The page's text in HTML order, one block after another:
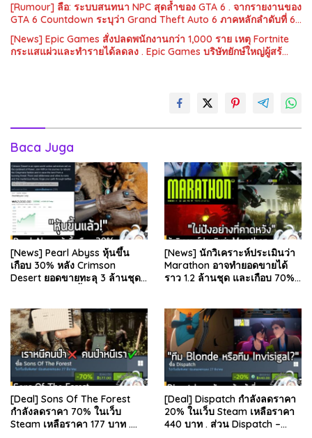
[Rumour] ลือ: ระบบสนทนา NPC สุดล้ำของ GTA 6 . จากรายงานของ
GTA 6 Countdown ระบุว่า Grand Theft Auto 6 ภาคหลักลำดับที่ 6…
[News] Epic Games สั่งปลดพนักงานกว่า 1,000 ราย เหตุ Fortnite
กระแสแผ่วและทำรายได้ลดลง . Epic Games บริษัทยักษ์ใหญ่ผู้สร้…
Baca Juga
[News] Pearl Abyss หุ้นขึ้น
เกือบ 30% หลัง Crimson
Desert ยอดขายทะลุ 3 ล้านชุด
[News] นักวิเคราะห์ประเมินว่า
Marathon อาจทำยอดขายได้
ราว 1.2 ล้านชุด และเกือบ 70%
[Deal] Sons Of The Forest
กำลังลดราคา 70% ในเว็บ
Steam เหลือราคา 177 บาท .
[Deal] Dispatch กำลังลดราคา
20% ในเว็บ Steam เหลือราคา
440 บาท . ส่วน Dispatch –